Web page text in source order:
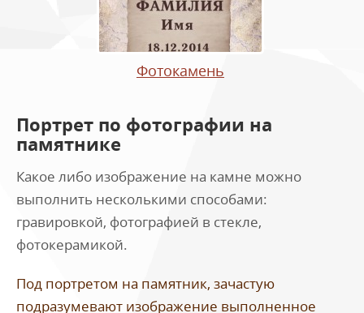
Фотокамень
Портрет по фотографии на
памятнике
Какое либо изображение на камне можно
выполнить несколькими способами:
гравировкой, фотографией в стекле,
фотокерамикой.
Под портретом на памятник, зачастую
подразумевают изображение выполненное